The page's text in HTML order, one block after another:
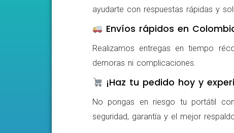
ayudarte con respuestas rápidas y
Envíos rápidos en
Realizamos entregas en tiempo
demoras ni complicaciones.
¡Haz tu pedido hoy y
No pongas en riesgo tu portátil
seguridad, garantía y el mejor